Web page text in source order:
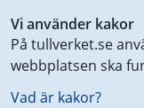
Vi använder kakor
På tullverket.se
webbplatsen ska
Vad är kakor?
till
innehåll
på
aktuell